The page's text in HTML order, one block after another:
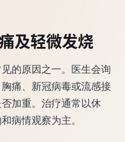
及轻微发烧
的原因之一。医生会询
痛、新冠病毒或流感接
加重。治疗通常以休
病情观察为主。